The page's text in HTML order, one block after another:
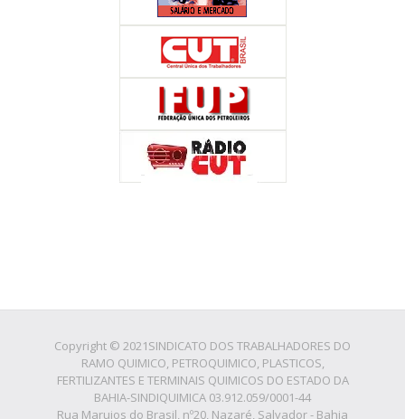
Copyright © 2021SINDICATO DOS TRABALHADORES DO
RAMO QUIMICO, PETROQUIMICO, PLASTICOS,
FERTILIZANTES E TERMINAIS QUIMICOS DO ESTADO DA
BAHIA-SINDIQUIMICA 03.912.059/0001-44
Rua Marujos do Brasil, nº20, Nazaré, Salvador - Bahia